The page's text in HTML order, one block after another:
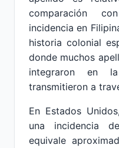
comparación
incidencia en
historia colonial
donde muchos
integraron en
transmitieron a
En Estados
una incidencia
equivale